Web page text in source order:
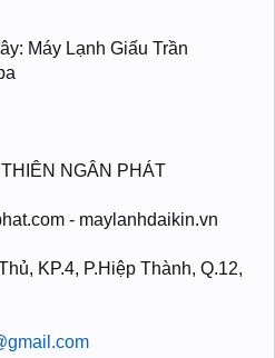
Máy Lạnh Giấu Trần
NGÂN PHÁT
- maylanhdaikin.vn
KP.4, P.Hiệp Thành, Q.12,